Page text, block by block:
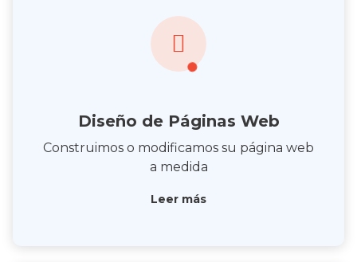
Diseño de Páginas Web
Construimos o modificamos su página web
a medida
Leer más